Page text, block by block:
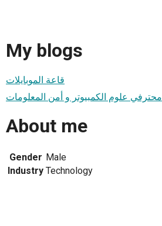
My blogs
قاعة الموبايلات
محترفي علوم الكمبيوتر و أمن المعلومات
About me
Gender Male
Industry Technology